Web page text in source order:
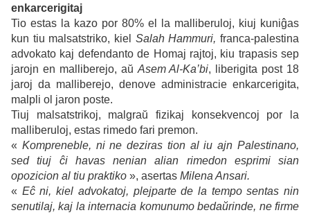
enkarcerigitaj
Tio estas la kazo por 80% el la malliberuloj, kiuj kuniĝas
kun tiu malsatstriko, kiel Salah Hammuri, franca-palestina
advokato kaj defendanto de Homaj rajtoj, kiu trapasis sep
jarojn en malliberejo, aŭ Asem Al-Ka’bi, liberigita post 18
jaroj da malliberejo, denove administracie enkarcerigita,
malpli ol jaron poste.
Tiuj malsatstrikoj, malgraŭ fizikaj konsekvencoj por la
malliberuloj, estas rimedo fari premon.
« Kompreneble, ni ne deziras tion al iu ajn Palestinano,
sed tiuj ĉi havas nenian alian rimedon esprimi sian
opozicion al tiu praktiko », asertas Milena Ansari.
« Eĉ ni, kiel advokatoj, plejparte de la tempo sentas nin
senutilaj, kaj la internacia komunumo bedaŭrinde, ne firme